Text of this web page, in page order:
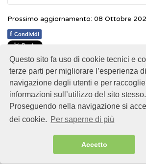
Questo sito fa uso di cookie tecnici e
terze parti per migliorare l’esperienza di
navigazione degli utenti e per
informazioni sull’utilizzo del sito stesso.
Proseguendo nella navigazione si
dei cookie. Per saperne di più
Accetto
National Institutes of Health
Cancer Institute.
Terms. Laparoscopy
Mayo Clinic.Minimally
(Inglese)
NHS. Laparoscopy
(Inglese)
Prossimo aggiornamento: 08 Ottobre
f Condividi
1 1 1 1 1 Rating 2.15 (13 Votes)
© 2018ISSalute - Sito sviluppato e